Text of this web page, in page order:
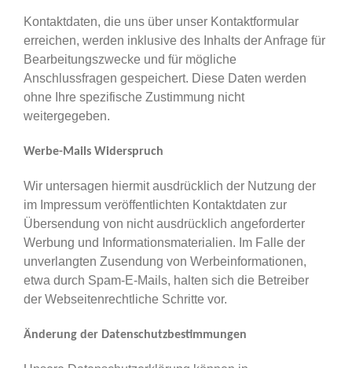
Kontaktdaten, die uns über unser Kontaktformular
erreichen, werden inklusive des Inhalts der Anfrage für
Bearbeitungszwecke und für mögliche
Anschlussfragen gespeichert. Diese Daten werden
ohne Ihre spezifische Zustimmung nicht
weitergegeben.
Werbe-Mails Widerspruch
Wir untersagen hiermit ausdrücklich der Nutzung der
im Impressum veröffentlichten Kontaktdaten zur
Übersendung von nicht ausdrücklich angeforderter
Werbung und Informationsmaterialien. Im Falle der
unverlangten Zusendung von Werbeinformationen,
etwa durch Spam-E-Mails, halten sich die Betreiber
der Webseitenrechtliche Schritte vor.
Änderung der Datenschutzbestimmungen